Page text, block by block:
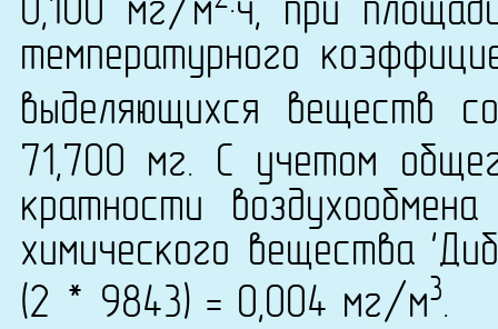
0,100 мг/м ·ч, при
температурного
выделяющихся веществ
71,700 мг. С учетом
кратности
химического вещества
(2 * 9843) = 0,004 мг/м3.